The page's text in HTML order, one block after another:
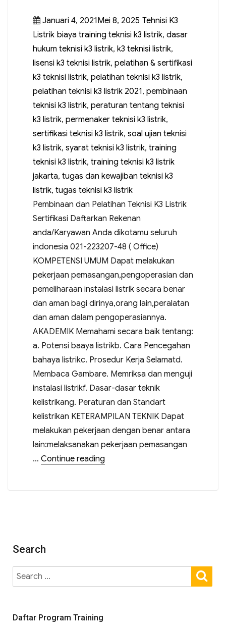
Januari 4, 2021Mei 8, 2025 Tehnisi K3
Listrik biaya training teknisi k3 listrik, dasar
hukum teknisi k3 listrik, k3 teknisi listrik,
lisensi k3 teknisi listrik, pelatihan & sertifikasi
k3 teknisi listrik, pelatihan teknisi k3 listrik,
pelatihan teknisi k3 listrik 2021, pembinaan
teknisi k3 listrik, peraturan tentang teknisi
k3 listrik, permenaker teknisi k3 listrik,
sertifikasi teknisi k3 listrik, soal ujian teknisi
k3 listrik, syarat teknisi k3 listrik, training
teknisi k3 listrik, training teknisi k3 listrik
jakarta, tugas dan kewajiban teknisi k3
listrik, tugas teknisi k3 listrik
Pembinaan dan Pelatihan Teknisi K3 Listrik
Sertifikasi Daftarkan Rekenan
anda/Karyawan Anda dikotamu seluruh
indonesia 021-223207-48 ( Office)
KOMPETENSI UMUM Dapat melakukan
pekerjaan pemasangan,pengoperasian dan
pemeliharaan instalasi listrik secara benar
dan aman bagi dirinya,orang lain,peralatan
dan aman dalam pengoperasiannya.
AKADEMIK Memahami secara baik tentang:
a. Potensi baaya listrikb. Cara Pencegahan
bahaya listrikc. Prosedur Kerja Selamatd.
Membaca Gambare. Memriksa dan menguji
instalasi listrikf. Dasar-dasar teknik
kelistrikang. Peraturan dan Standart
kelistrikan KETERAMPILAN TEKNIK Dapat
melakukan pekerjaan dengan benar antara
lain:melaksanakan pekerjaan pemasangan
… Continue reading
Search
Daftar Program Training